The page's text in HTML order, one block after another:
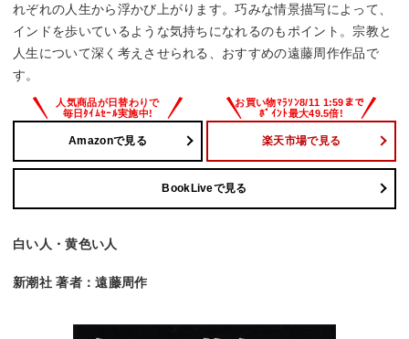
れぞれの人生から浮かび上がります。巧みな情景描写によって、
インドを歩いているような気持ちになれるのもポイント。宗教と
人生について深く考えさせられる、おすすめの遠藤周作作品で
す。
Amazonで見る 楽天市場で見る
BookLiveで見る
白い人・黄色い人
新潮社 著者：遠藤周作